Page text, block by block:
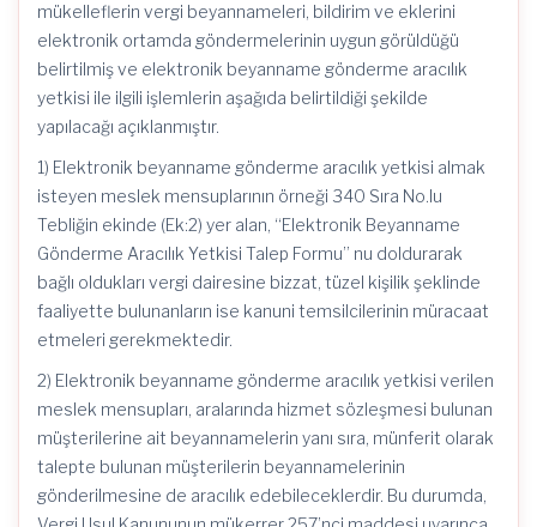
mükelleflerin vergi beyannameleri, bildirim ve eklerini
elektronik ortamda göndermelerinin uygun görüldüğü
belirtilmiş ve elektronik beyanname gönderme aracılık
yetkisi ile ilgili işlemlerin aşağıda belirtildiği şekilde
yapılacağı açıklanmıştır.
1) Elektronik beyanname gönderme aracılık yetkisi almak
isteyen meslek mensuplarının örneği 340 Sıra No.lu
Tebliğin ekinde (Ek:2) yer alan, “Elektronik Beyanname
Gönderme Aracılık Yetkisi Talep Formu” nu doldurarak
bağlı oldukları vergi dairesine bizzat, tüzel kişilik şeklinde
faaliyette bulunanların ise kanuni temsilcilerinin müracaat
etmeleri gerekmektedir.
2) Elektronik beyanname gönderme aracılık yetkisi verilen
meslek mensupları, aralarında hizmet sözleşmesi bulunan
müşterilerine ait beyannamelerin yanı sıra, münferit olarak
talepte bulunan müşterilerin beyannamelerinin
gönderilmesine de aracılık edebileceklerdir. Bu durumda,